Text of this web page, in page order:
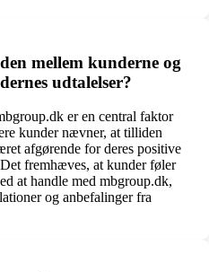
mellem kunderne og
udtalelser?
er en central faktor
kunder nævner, at tilliden
afgørende for deres positive
fremhæves, at kunder føler
at handle med mbgroup.dk,
og anbefalinger fra